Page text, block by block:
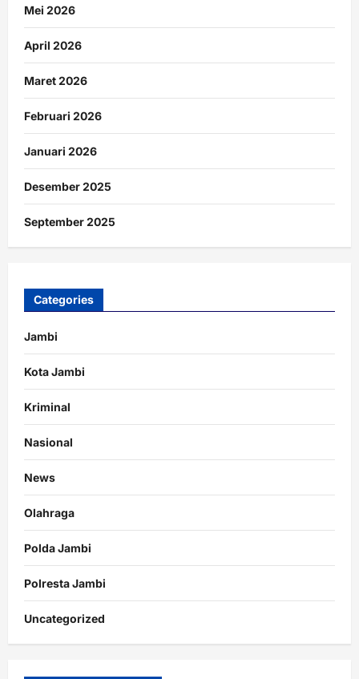
Mei 2026
April 2026
Maret 2026
Februari 2026
Januari 2026
Desember 2025
September 2025
Categories
Jambi
Kota Jambi
Kriminal
Nasional
News
Olahraga
Polda Jambi
Polresta Jambi
Uncategorized